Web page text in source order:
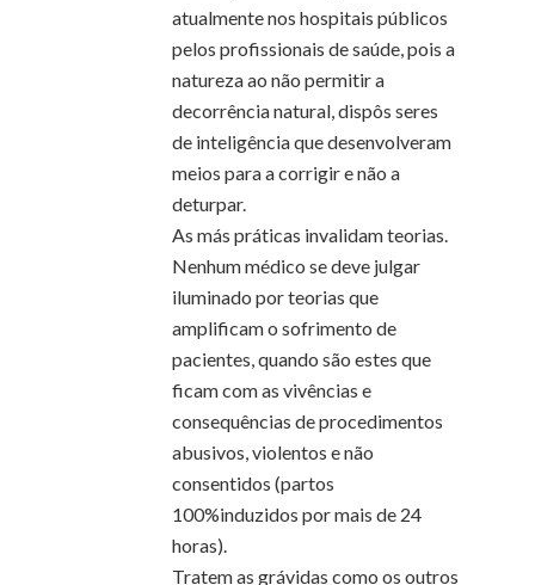
atualmente nos hospitais públicos
pelos profissionais de saúde, pois a
natureza ao não permitir a
decorrência natural, dispôs seres
de inteligência que desenvolveram
meios para a corrigir e não a
deturpar.
As más práticas invalidam teorias.
Nenhum médico se deve julgar
iluminado por teorias que
amplificam o sofrimento de
pacientes, quando são estes que
ficam com as vivências e
consequências de procedimentos
abusivos, violentos e não
consentidos (partos
100%induzidos por mais de 24
horas).
Tratem as grávidas como os outros